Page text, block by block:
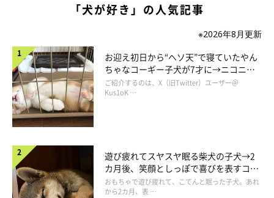
「犬が好き」の人気記事
※2026年8月更新
お迎え初日から“ヘソ天”で寝ていたやん
ちゃなコーギー子犬が7才に→ニコニ
コ“コーギースマイル”が魅力のコに成
長！
ご紹介するのは、X（旧Twitter）ユーザー＠
Kus1oK …
遊び疲れてスヤスヤ眠る柴犬の子犬→2
カ月後、笑顔としっぽで喜びを表すコに
成長！
おもちゃで遊び疲れて、こてんと眠った子犬。あれ
から2カ月、表 …